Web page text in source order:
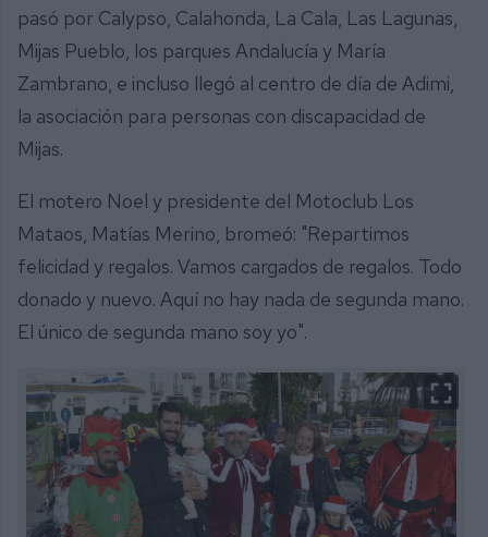
pasó por Calypso, Calahonda, La Cala, Las Lagunas,
Mijas Pueblo, los parques Andalucía y María
Zambrano, e incluso llegó al centro de día de Adimi,
la asociación para personas con discapacidad de
Mijas.
El motero Noel y presidente del Motoclub Los
Mataos, Matías Merino, bromeó: "Repartimos
felicidad y regalos. Vamos cargados de regalos. Todo
donado y nuevo. Aquí no hay nada de segunda mano.
El único de segunda mano soy yo".